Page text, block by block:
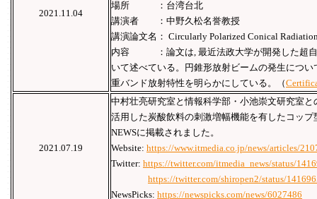
2021.11.04
場所 ：台湾台北
講演者 ：中野久松名誉教授
講演論文名： Circularly Polarized Conical
内容 ：論文は, 最近法政大学が開発した超自
いて述べている。円錐形放射ビームの発生につ
重バンド放射特性を明らかにしている。（
2021.07.19
中村壮亮研究室と情報科学部・小池崇文研究室
活用した炭酸飲料の刺激増幅機能を有したコッ
NEWSに掲載されました。
Website: https://www.itmedia.co.jp/news/articles/
Twitter: https://twitter.com/itmedia_news/status/
https://twitter.com/shiropen2/status/
NewsPicks: https://newspicks.com/news/6027486